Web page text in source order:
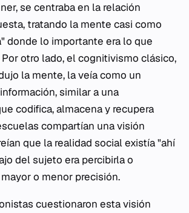
se centraba en la relación
tratando la mente casi como
donde lo importante era lo que
otro lado, el cognitivismo clásico,
la mente, la veía como un
similar a una
codifica, almacena y recupera
compartían una visión
que la realidad social existía "ahí
del sujeto era percibirla o
o menor precisión.
cuestionaron esta visión